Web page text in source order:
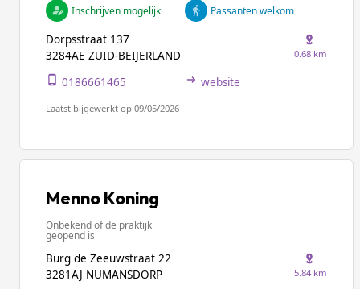
Inschrijven mogelijk Passanten welkom
Dorpsstraat 137
3284AE ZUID-BEIJERLAND
0.68 km
0186661465 website
Laatst bijgewerkt op 09/05/2026
Menno Koning
Onbekend of de praktijk
geopend is
Burg de Zeeuwstraat 22
3281AJ NUMANSDORP
5.84 km